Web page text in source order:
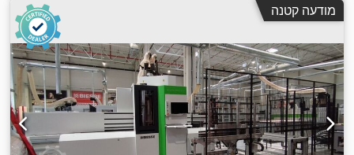
מודעה קטנה